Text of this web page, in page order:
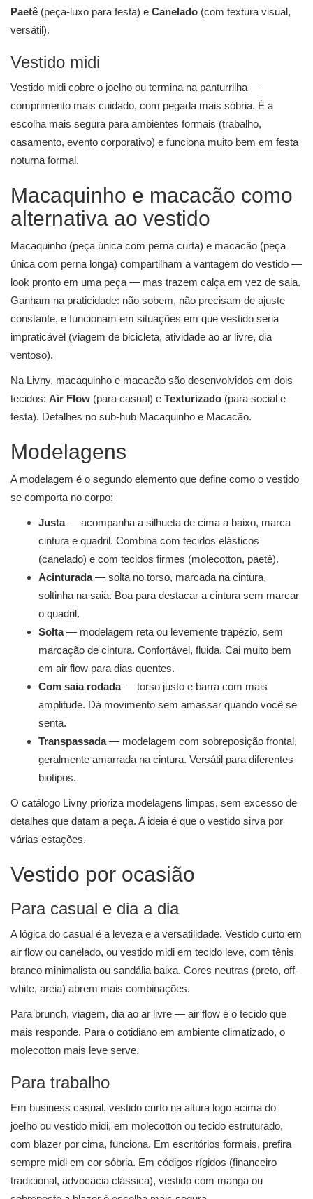
Paetê (peça-luxo para festa) e Canelado (com textura visual,
versátil).
Vestido midi
Vestido midi cobre o joelho ou termina na panturrilha —
comprimento mais cuidado, com pegada mais sóbria. É a
escolha mais segura para ambientes formais (trabalho,
casamento, evento corporativo) e funciona muito bem em festa
noturna formal.
Macaquinho e macacão como
alternativa ao vestido
Macaquinho (peça única com perna curta) e macacão (peça
única com perna longa) compartilham a vantagem do vestido —
look pronto em uma peça — mas trazem calça em vez de saia.
Ganham na praticidade: não sobem, não precisam de ajuste
constante, e funcionam em situações em que vestido seria
impraticável (viagem de bicicleta, atividade ao ar livre, dia
ventoso).
Na Livny, macaquinho e macacão são desenvolvidos em dois
tecidos: Air Flow (para casual) e Texturizado (para social e
festa). Detalhes no sub-hub Macaquinho e Macacão.
Modelagens
A modelagem é o segundo elemento que define como o vestido
se comporta no corpo:
Justa— acompanha a silhueta de cima a baixo, marca
cintura e quadril. Combina com tecidos elásticos
(canelado) e com tecidos firmes (molecotton, paetê).
Acinturada— solta no torso, marcada na cintura,
soltinha na saia. Boa para destacar a cintura sem marcar
o quadril.
Solta— modelagem reta ou levemente trapézio, sem
marcação de cintura. Confortável, fluida. Cai muito bem
em air flow para dias quentes.
Com saia rodada— torso justo e barra com mais
amplitude. Dá movimento sem amassar quando você se
senta.
Transpassada— modelagem com sobreposição frontal,
geralmente amarrada na cintura. Versátil para diferentes
biotipos.
O catálogo Livny prioriza modelagens limpas, sem excesso de
detalhes que datam a peça. A ideia é que o vestido sirva por
várias estações.
Vestido por ocasião
Para casual e dia a dia
A lógica do casual é a leveza e a versatilidade. Vestido curto em
air flow ou canelado, ou vestido midi em tecido leve, com tênis
branco minimalista ou sandália baixa. Cores neutras (preto, off-
white, areia) abrem mais combinações.
Para brunch, viagem, dia ao ar livre — air flow é o tecido que
mais responde. Para o cotidiano em ambiente climatizado, o
molecotton mais leve serve.
Para trabalho
Em business casual, vestido curto na altura logo acima do
joelho ou vestido midi, em molecotton ou tecido estruturado,
com blazer por cima, funciona. Em escritórios formais, prefira
sempre midi em cor sóbria. Em códigos rígidos (financeiro
tradicional, advocacia clássica), vestido com manga ou